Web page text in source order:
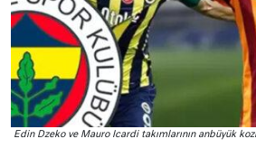
Edin Dzeko ve Mauro Icardi takımlarının anbüyük